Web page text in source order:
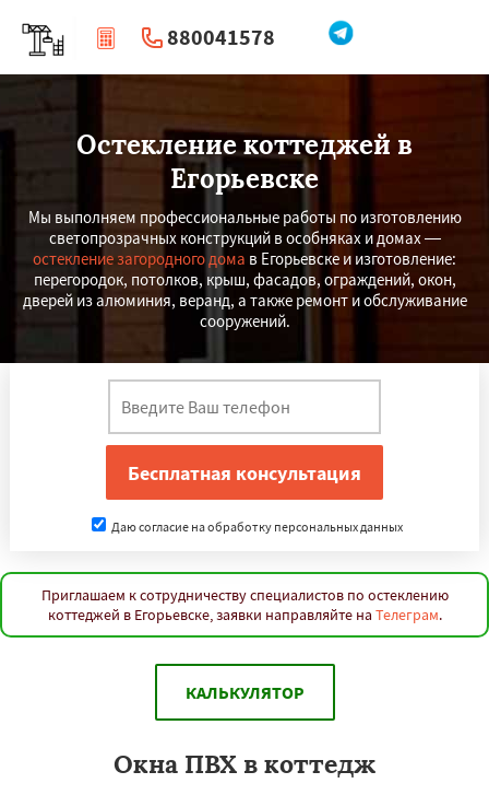
880041578
| Перезвоните мне
Остекление коттеджей в
Егорьевске
Мы выполняем профессиональные работы по изготовлению
светопрозрачных конструкций в особняках и домах —
остекление загородного дома в Егорьевске и изготовление:
перегородок, потолков, крыш, фасадов, ограждений, окон,
дверей из алюминия, веранд, а также ремонт и обслуживание
сооружений.
Даю согласие на обработку персональных данных
Приглашаем к сотрудничеству специалистов по остеклению
коттеджей в Егорьевске, заявки направляйте на Телеграм.
КАЛЬКУЛЯТОР
Окна ПВХ в коттедж